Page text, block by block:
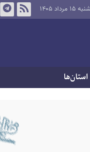
مرداد ۱۴۰۵
استان‌ها